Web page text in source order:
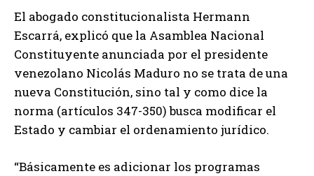
El abogado constitucionalista Hermann
Escarrá, explicó que la Asamblea Nacional
Constituyente anunciada por el presidente
venezolano Nicolás Maduro no se trata de una
nueva Constitución, sino tal y como dice la
norma (artículos 347-350) busca modificar el
Estado y cambiar el ordenamiento jurídico.
“Básicamente es adicionar los programas